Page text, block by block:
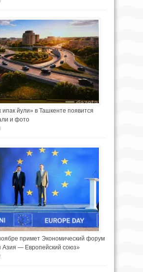
йули» в Ташкенте появится
и фото
примет Экономический форум
Азия — Европейский союз»